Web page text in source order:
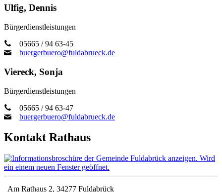
Ulfig, Dennis
Bürgerdienstleistungen
05665 / 94 63-45
buergerbuero@fuldabrueck.de
Viereck, Sonja
Bürgerdienstleistungen
05665 / 94 63-47
buergerbuero@fuldabrueck.de
Kontakt Rathaus
Am Rathaus 2, 34277 Fuldabrück